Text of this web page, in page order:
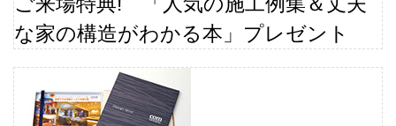
な家の構造がわかる本」プレゼント